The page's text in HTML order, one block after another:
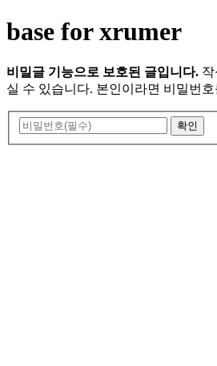
base for xrumer
비밀글 기능으로 보호된 글입니다.
실 수 있습니다. 본인이라면 비밀번